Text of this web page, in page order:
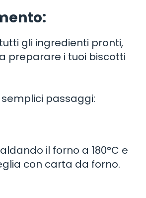
gli ingredienti pronti,
preparare i tuoi biscotti
passaggi:
il forno a 180°C e
con carta da forno.